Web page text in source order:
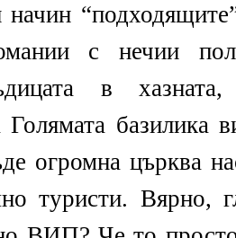
начин
с нечии
в
Голямата базилика
огромна църква
туристи. Вярно,